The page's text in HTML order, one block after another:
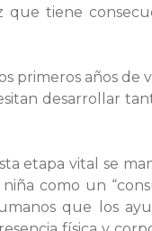
tiene
primeros años
desarrollar
etapa vital se
como un
que los